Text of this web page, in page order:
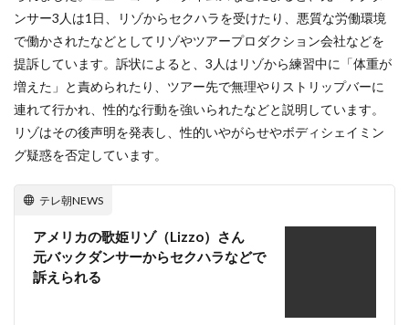
ンサー3人は1日、リゾからセクハラを受けたり、悪質な労働環境
で働かされたなどとしてリゾやツアープロダクション会社などを
提訴しています。訴状によると、3人はリゾから練習中に「体重が
増えた」と責められたり、ツアー先で無理やりストリップバーに
連れて行かれ、性的な行動を強いられたなどと説明しています。
リゾはその後声明を発表し、性的いやがらせやボディシェイミン
グ疑惑を否定しています。
テレ朝NEWS
アメリカの歌姫リゾ（Lizzo）さん
元バックダンサーからセクハラなどで
訴えられる